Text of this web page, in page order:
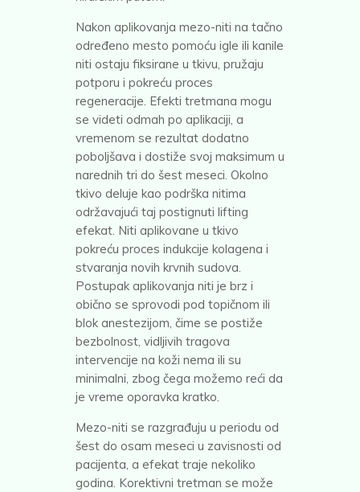
Nakon aplikovanja mezo-niti na tačno
određeno mesto pomoću igle ili kanile
niti ostaju fiksirane u tkivu, pružaju
potporu i pokreću proces
regeneracije. Efekti tretmana mogu
se videti odmah po aplikaciji, a
vremenom se rezultat dodatno
poboljšava i dostiže svoj maksimum u
narednih tri do šest meseci. Okolno
tkivo deluje kao podrška nitima
održavajući taj postignuti lifting
efekat. Niti aplikovane u tkivo
pokreću proces indukcije kolagena i
stvaranja novih krvnih sudova.
Postupak aplikovanja niti je brz i
obično se sprovodi pod topičnom ili
blok anestezijom, čime se postiže
bezbolnost, vidljivih tragova
intervencije na koži nema ili su
minimalni, zbog čega možemo reći da
je vreme oporavka kratko.
Mezo-niti se razgrađuju u periodu od
šest do osam meseci u zavisnosti od
pacijenta, a efekat traje nekoliko
godina. Korektivni tretman se može